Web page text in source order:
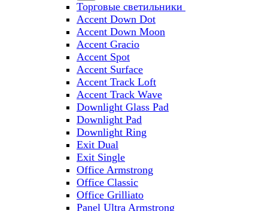
Торговые светильники
Accent Down Dot
Accent Down Moon
Accent Gracio
Accent Spot
Accent Surface
Accent Track Loft
Accent Track Wave
Downlight Glass Pad
Downlight Pad
Downlight Ring
Exit Dual
Exit Single
Office Armstrong
Office Classic
Office Grilliato
Panel Ultra Armstrong